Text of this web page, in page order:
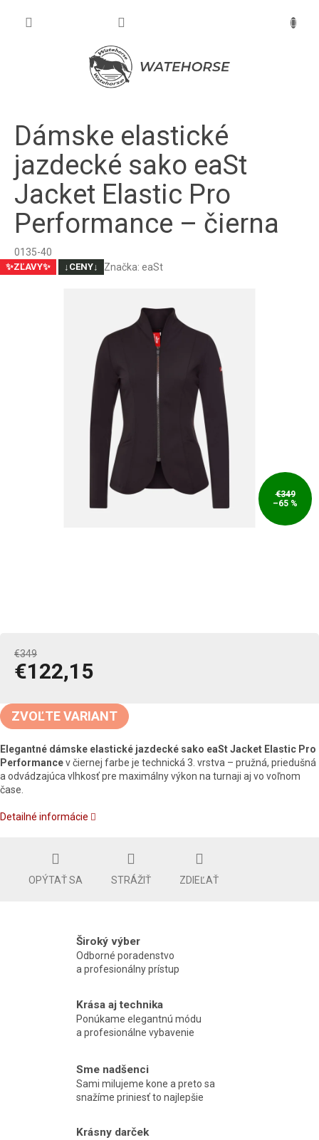
Dámske elastické
jazdecké sako eaSt
Jacket Elastic Pro
Performance – čierna
0135-40
✨ZĽAVY✨ ↓CENY↓ Značka: eaSt
€349
–65 %
€349
€122,15
cena:
ZVOĽTE VARIANT
Elegantné dámske elastické jazdecké sako eaSt Jacket Elastic Pro
Performancev čiernej farbe je technická 3. vrstva – pružná, priedušná
a odvádzajúca vlhkosť pre maximálny výkon na turnaji aj vo voľnom
čase.
Detailné informácie
OPÝTAŤ SA STRÁŽIŤ ZDIEĽAŤ
Široký výber
Odborné poradenstvo
a profesionálny prístup
Krása aj technika
Ponúkame elegantnú módu
a profesionálne vybavenie
Sme nadšenci
Sami milujeme kone a preto sa
snažíme priniesť to najlepšie
Krásny darček